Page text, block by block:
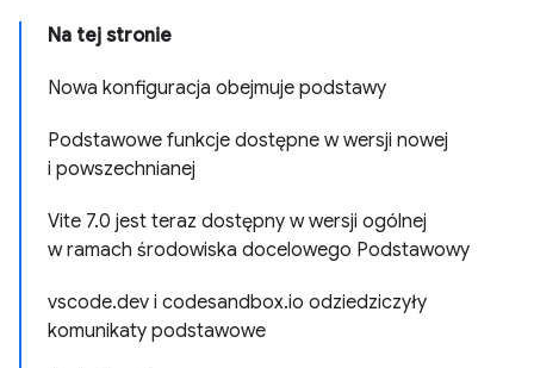
Na tej stronie
Nowa konfiguracja obejmuje podstawy
Podstawowe funkcje dostępne w wersji nowej
i powszechnianej
Vite 7.0 jest teraz dostępny w wersji ogólnej
w ramach środowiska docelowego Podstawowy
vscode.dev i codesandbox.io odziedziczyły
komunikaty podstawowe